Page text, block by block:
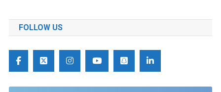
FOLLOW US